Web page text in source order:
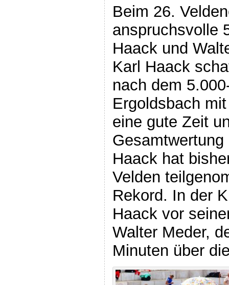
Beim 26.
anspruchsvolle
Haack und
Karl Haack
nach dem
Ergoldsbach
eine gute Zeit
Haack hat
Velden
Rekord. In der
Haack vor
Walter Meder,
Minuten über